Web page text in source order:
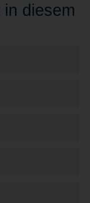
diesem